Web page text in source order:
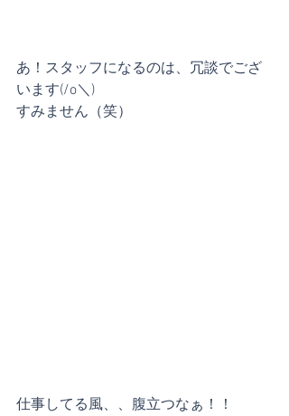
あ！スタッフになるのは、冗談でござ
います(/o＼)
すみません（笑）
仕事してる風、、腹立つなぁ！！